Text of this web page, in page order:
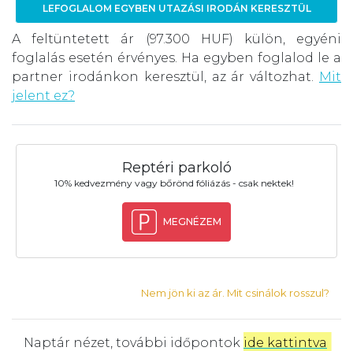
LEFOGLALOM EGYBEN UTAZÁSI IRODÁN KERESZTÜL
A feltüntetett ár (97.300 HUF) külön, egyéni
foglalás esetén érvényes. Ha egyben foglalod le a
partner irodánkon keresztül, az ár változhat.
Mit
jelent ez?
Reptéri parkoló
10% kedvezmény vagy bőrönd fóliázás - csak nektek!
MEGNÉZEM
Nem jön ki az ár. Mit csinálok rosszul?
Naptár nézet, további időpontok ide kattintva